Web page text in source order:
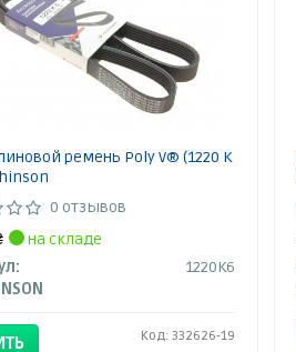
ремень Poly V® (1220 K
0 отзывов
на складе
1220K6
Код: 332626-19